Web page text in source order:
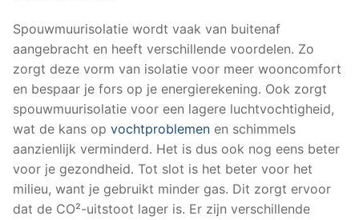
Spouwmuurisolatie wordt vaak van buitenaf
aangebracht en heeft verschillende voordelen. Zo
zorgt deze vorm van isolatie voor meer wooncomfort
en bespaar je fors op je energierekening. Ook zorgt
spouwmuurisolatie voor een lagere luchtvochtigheid,
wat de kans op vochtproblemen en schimmels
aanzienlijk verminderd. Het is dus ook nog eens beter
voor je gezondheid. Tot slot is het beter voor het
milieu, want je gebruikt minder gas. Dit zorgt ervoor
dat de CO²-uitstoot lager is. Er zijn verschillende